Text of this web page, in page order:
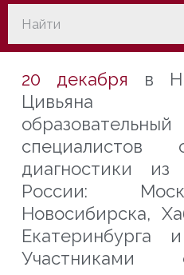
20 декабря в
Цивьяна
специалистов
диагностики из
России:
Новосибирска,
Екатеринбурга
Участниками